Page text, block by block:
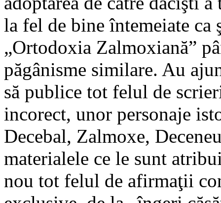
la fel de bine întemeiate
„Ortodoxia Zalmoxiană”
păgânisme similare. Au
să publice tot felul de
incorect, unor personaje
Decebal, Zalmoxe,
materialele ce le sunt
nou tot felul de afirmaţii